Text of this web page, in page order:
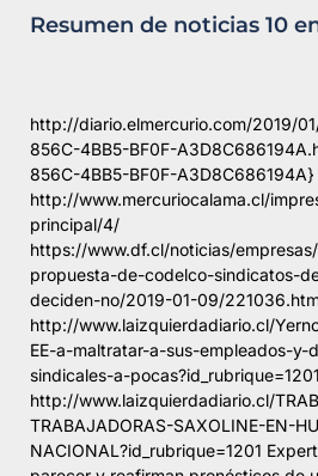
Resumen de noticias 10
http://diario.elmercurio.com/2019/
856C-4BB5-BF0F-
856C-4BB5-BF0F-A3D8C686194A}
http://www.mercuriocalama.cl/
principal/4/
https://www.df.cl/noticias/
propuesta-de-codelco-sindicatos-
deciden-no/2019-01-09/
http://www.laizquierdadiario.cl/
EE-a-maltratar-a-sus-empleados-
sindicales-a-pocas?id_rubrique=1201
http://www.laizquierdadiario.cl/
TRABAJADORAS-SAXOLINE-EN-
NACIONAL?id_rubrique=1201